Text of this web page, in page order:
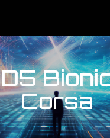
D5
Corsa